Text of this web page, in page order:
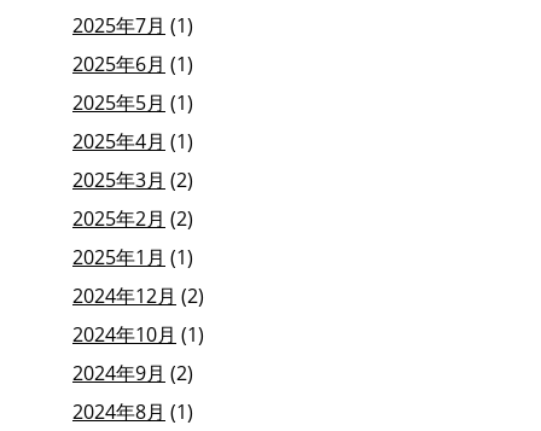
2025年7月 (1)
2025年6月 (1)
2025年5月 (1)
2025年4月 (1)
2025年3月 (2)
2025年2月 (2)
2025年1月 (1)
2024年12月 (2)
2024年10月 (1)
2024年9月 (2)
2024年8月 (1)